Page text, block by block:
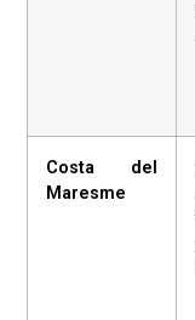
Costa del
Maresme